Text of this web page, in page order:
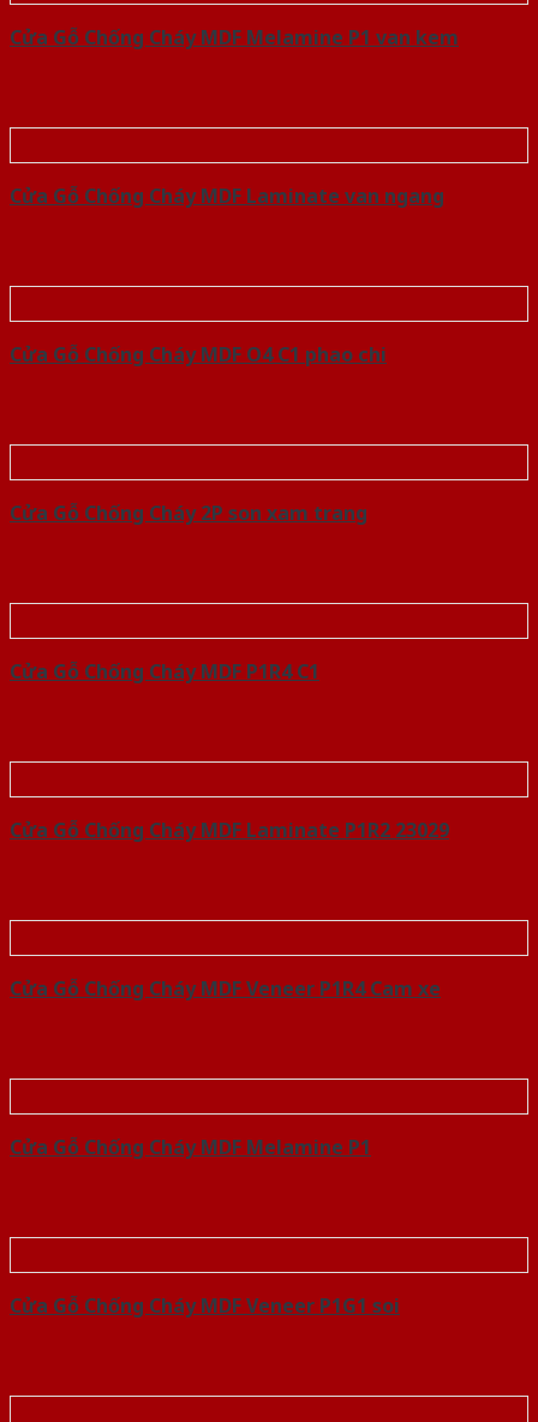
Cửa Gỗ Chống Cháy MDF Melamine P1 van kem
Cửa Gỗ Chống Cháy MDF Laminate van ngang
Cửa Gỗ Chống Cháy MDF O4 C1 phao chi
Cửa Gỗ Chống Cháy 2P son xam trang
Cửa Gỗ Chống Cháy MDF P1R4 C1
Cửa Gỗ Chống Cháy MDF Laminate P1R2 23029
Cửa Gỗ Chống Cháy MDF Veneer P1R4 Cam xe
Cửa Gỗ Chống Cháy MDF Melamine P1
Cửa Gỗ Chống Cháy MDF Veneer P1G1 soi